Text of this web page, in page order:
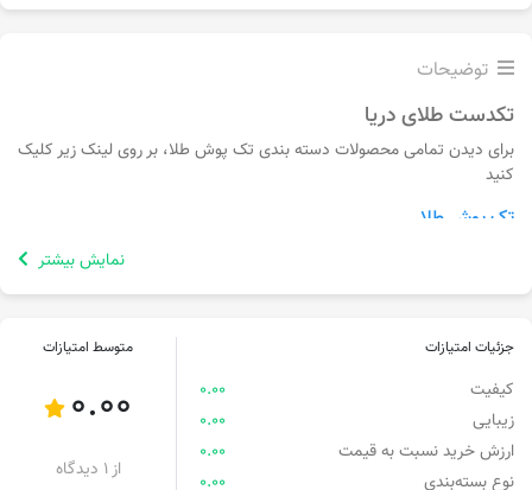
توضیحات
تکدست طلای دریا
برای دیدن تمامی محصولات دسته بندی تک پوش طلا، بر روی لینک زیر کلیک
کنید
تک پوش طلا
نمایش بیشتر
جزئیات امتیازات
کیفیت
زیبایی
ارزش خرید نسبت به قیمت
نوع بسته‌بندی
0.00
0.00
0.00
0.00
متوسط امتیازات
0.00
از 1 دیدگاه